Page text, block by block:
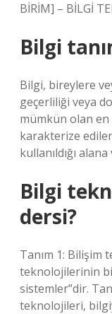
BİRİM] – BİLGİ
Bilgi
Bilgi, bireylere
geçerliliği veya
mümkün olan
karakterize
kullanıldığı
Bilgi
dersi?
Tanım 1: Bilişim
teknolojilerinin
sistemler”dir.
teknolojileri,